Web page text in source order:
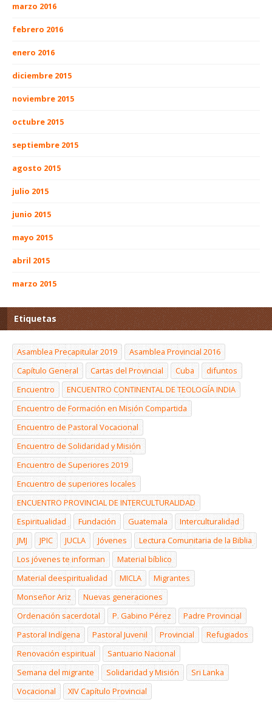
marzo 2016
febrero 2016
enero 2016
diciembre 2015
noviembre 2015
octubre 2015
septiembre 2015
agosto 2015
julio 2015
junio 2015
mayo 2015
abril 2015
marzo 2015
Etiquetas
Asamblea Precapitular 2019
Asamblea Provincial 2016
Capítulo General
Cartas del Provincial Cuba
difuntos
Encuentro
ENCUENTRO CONTINENTAL DE TEOLOGÍA INDIA
Encuentro de Formación en Misión Compartida
Encuentro de Pastoral Vocacional
Encuentro de Solidaridad y Misión
Encuentro de Superiores 2019
Encuentro de superiores locales
ENCUENTRO PROVINCIAL DE INTERCULTURALIDAD
Espiritualidad
Fundación Guatemala
Interculturalidad
JMJ
JPIC JUCLA Jóvenes
Lectura Comunitaria de la Biblia
Los jóvenes te informan
Material bíblico
Material deespiritualidad
MICLA
Migrantes
Monseñor Ariz
Nuevas generaciones
Ordenación sacerdotal
P. Gabino Pérez
Padre Provincial
Pastoral Indígena
Pastoral Juvenil Provincial
Refugiados
Renovación espiritual
Santuario Nacional
Semana del migrante
Solidaridad y Misión
Sri Lanka
Vocacional
XIV Capítulo Provincial